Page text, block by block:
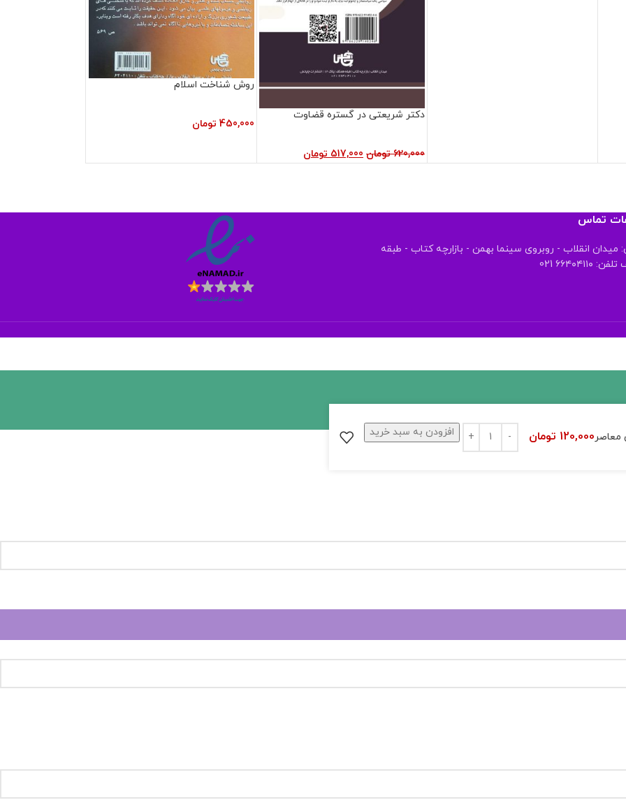
دکتر شریعتی در گستره قضاوت
620,000 تومان 517,000 تومان
روش شناخت اسلام
450,000 تومان
تماس
میدان انقلاب - روبروی سینما بهمن - بازارچه کتاب - طبقه
021
معاصر120,000 تومان افزودن به سبد خرید